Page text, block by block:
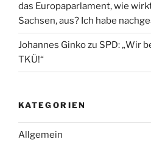
das Europaparlament, wie
Sachsen, aus? Ich habe
Johannes Ginkozu SPD: „Wir
TKÜ!“
KATEGORIEN
Allgemein